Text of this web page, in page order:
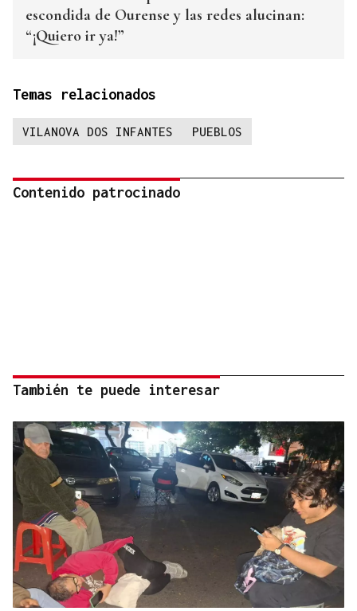
escondida de Ourense y las redes alucinan:
“¡Quiero ir ya!”
Temas relacionados
VILANOVA DOS INFANTES PUEBLOS
Contenido patrocinado
También te puede interesar